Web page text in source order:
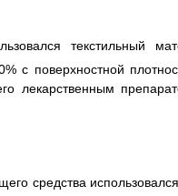
текстильный
с поверхностной
лекарственным
средства